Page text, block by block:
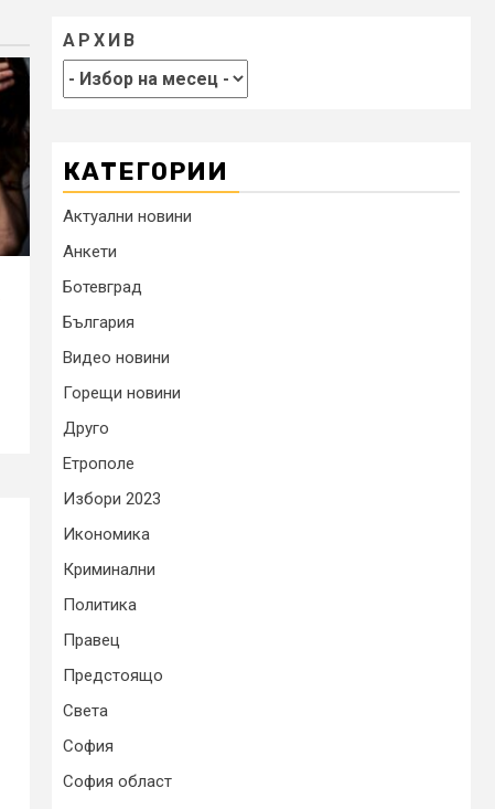
АРХИВ
КАТЕГОРИИ
Актуални новини
Анкети
Ботевград
България
Видео новини
Горещи новини
Друго
Етрополе
Избори 2023
Икономика
Криминални
Политика
Правец
Предстоящо
Света
София
София област